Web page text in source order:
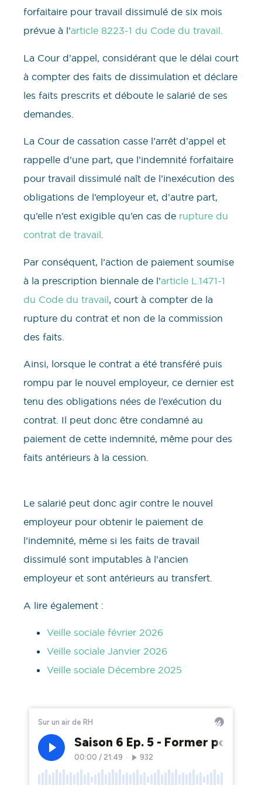
forfaitaire pour travail dissimulé de six mois
prévue à l’article 8223-1 du Code du travail.
La Cour d’appel, considérant que le délai court
à compter des faits de dissimulation et déclare
les faits prescrits et déboute le salarié de ses
demandes.
La Cour de cassation casse l’arrêt d’appel et
rappelle d’une part, que l’indemnité forfaitaire
pour travail dissimulé naît de l’inexécution des
obligations de l’employeur et, d’autre part,
qu’elle n’est exigible qu’en cas de rupture du
contrat de travail.
Par conséquent, l’action de paiement soumise
à la prescription biennale de l’article L.1471-1
du Code du travail, court à compter de la
rupture du contrat et non de la commission
des faits.
Ainsi, lorsque le contrat a été transféré puis
rompu par le nouvel employeur, ce dernier est
tenu des obligations nées de l’exécution du
contrat. Il peut donc être condamné au
paiement de cette indemnité, même pour des
faits antérieurs à la cession.
Le salarié peut donc agir contre le nouvel
employeur pour obtenir le paiement de
l’indemnité, même si les faits de travail
dissimulé sont imputables à l’ancien
employeur et sont antérieurs au transfert.
A lire également :
Veille sociale février 2026
Veille sociale Janvier 2026
Veille sociale Décembre 2025